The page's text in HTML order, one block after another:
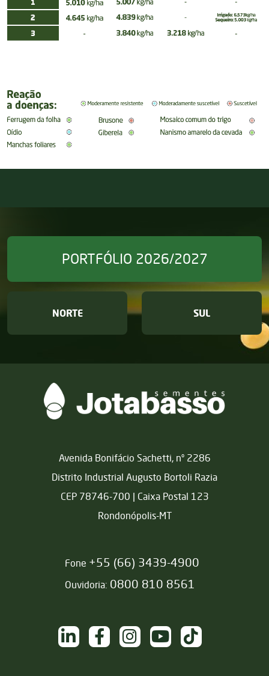
PORTFÓLIO 2026/2027
NORTE SUL
Matriz
Avenida Bonifácio Sachetti, nº 2286
Distrito Industrial Augusto Bortoli Razia
CEP 78746-700 | Caixa Postal 123
Rondonópolis-MT
Fone +55 (66) 3439-4900
Ouvidoria: 0800 810 8561
NAS REDES SOCIAIS